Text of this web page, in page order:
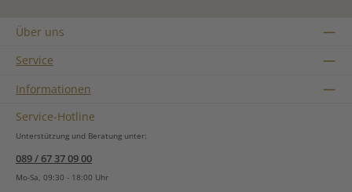
Über uns
Service
Informationen
Service-Hotline
Unterstützung und Beratung unter:
089 / 67 37 09 00
Mo-Sa, 09:30 - 18:00 Uhr